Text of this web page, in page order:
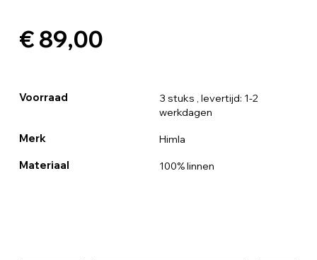
€ 89,00
Voorraad 3 stuks , levertijd: 1-2
werkdagen
Merk Himla
Materiaal 100% linnen